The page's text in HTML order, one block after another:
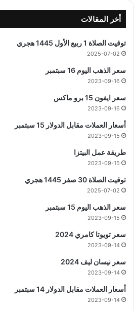
أخر المقالات
توقيت الصلاة 1 ربيع الأول 1445 هجري
2025-07-02
سعر الذهب اليوم 16 سبتمبر
2023-09-16
سعر ايفون 15 برو ماكس
2023-09-16
أسعار العملات مقابل الدولار 15 سبتمبر
2023-09-15
طريقة عمل البيتزا
2023-09-15
توقيت الصلاة 30 صفر 1445 هجري
2025-07-02
سعر الذهب اليوم 15 سبتمبر
2023-09-15
سعر تويوتا كامري 2024
2023-09-14
سعر نيسان ليف 2024
2023-09-14
أسعار العملات مقابل الدولار 14 سبتمبر
2023-09-14